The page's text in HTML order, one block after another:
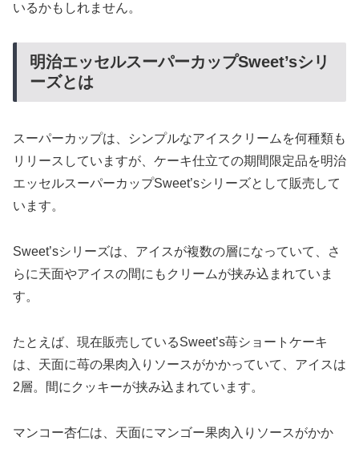
いるかもしれません。
明治エッセルスーパーカップSweet’sシリ
ーズとは
スーパーカップは、シンプルなアイスクリームを何種類も
リリースしていますが、ケーキ仕立ての期間限定品を明治
エッセルスーパーカップSweet’sシリーズとして販売して
います。
Sweet’sシリーズは、アイスが複数の層になっていて、さ
らに天面やアイスの間にもクリームが挟み込まれていま
す。
たとえば、現在販売しているSweet’s苺ショートケーキ
は、天面に苺の果肉入りソースがかかっていて、アイスは
2層。間にクッキーが挟み込まれています。
マンコー杏仁は、天面にマンゴー果肉入りソースがかか